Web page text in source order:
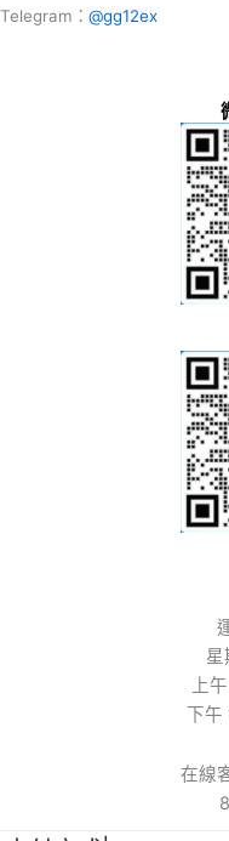
Telegram： @gg12ex
星
上
下午
在線